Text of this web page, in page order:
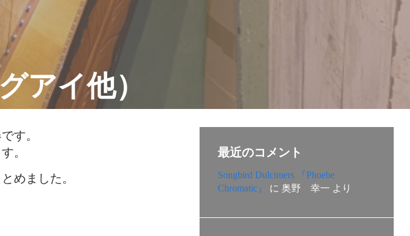
アイ他）
す。
。
めました。
最近のコメント
Songbird Dulcimers 『Phoebe
Chromatic』
に 奥野 幸一 より